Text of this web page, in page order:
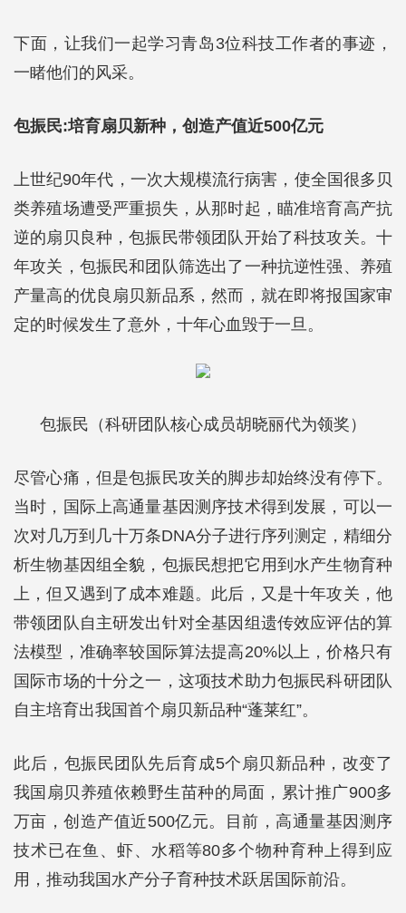
下面，让我们一起学习青岛3位科技工作者的事迹，
一睹他们的风采。
包振民:培育扇贝新种，创造产值近500亿元
上世纪90年代，一次大规模流行病害，使全国很多贝
类养殖场遭受严重损失，从那时起，瞄准培育高产抗
逆的扇贝良种，包振民带领团队开始了科技攻关。十
年攻关，包振民和团队筛选出了一种抗逆性强、养殖
产量高的优良扇贝新品系，然而，就在即将报国家审
定的时候发生了意外，十年心血毁于一旦。
包振民（科研团队核心成员胡晓丽代为领奖）
尽管心痛，但是包振民攻关的脚步却始终没有停下。
当时，国际上高通量基因测序技术得到发展，可以一
次对几万到几十万条DNA分子进行序列测定，精细分
析生物基因组全貌，包振民想把它用到水产生物育种
上，但又遇到了成本难题。此后，又是十年攻关，他
带领团队自主研发出针对全基因组遗传效应评估的算
法模型，准确率较国际算法提高20%以上，价格只有
国际市场的十分之一，这项技术助力包振民科研团队
自主培育出我国首个扇贝新品种“蓬莱红”。
此后，包振民团队先后育成5个扇贝新品种，改变了
我国扇贝养殖依赖野生苗种的局面，累计推广900多
万亩，创造产值近500亿元。目前，高通量基因测序
技术已在鱼、虾、水稻等80多个物种育种上得到应
用，推动我国水产分子育种技术跃居国际前沿。